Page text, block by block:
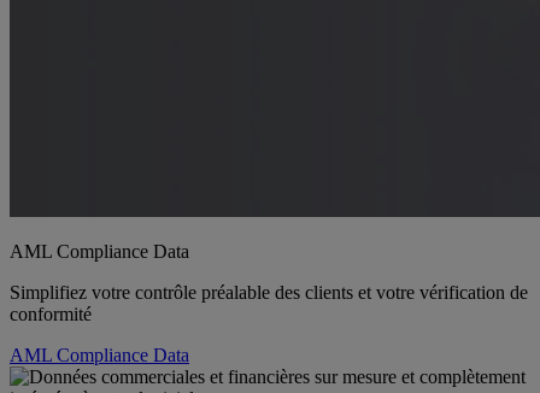
AML Compliance Data
Simplifiez votre contrôle préalable des clients et votre vérification de
conformité
AML Compliance Data